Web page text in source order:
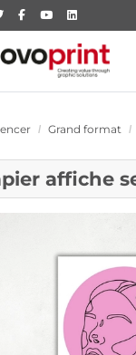
Grand format
affiche